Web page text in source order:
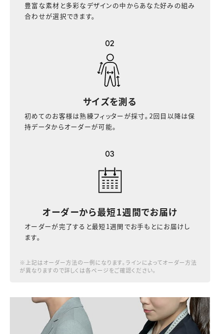
豊富な素材と多彩なデザインの中からあなた好みの組み
合わせが選択できます。
02
サイズを測る
初めてのお客様は熟練フィッターが採寸。2回目以降は保
持データからオーダーが可能。
03
オーダーから最短1週間でお届け
オーダーが完了すると最短1週間でお手もとにお届けし
ます。
※上記はオーダー方法の一例になります。ラインによってオーダー方法
が異なりますので詳しくは各ページをご確認ください。